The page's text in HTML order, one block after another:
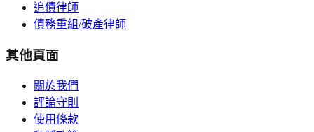
追債律師
債務重組/破產律師
其他頁面
關於我們
評論守則
使用條款